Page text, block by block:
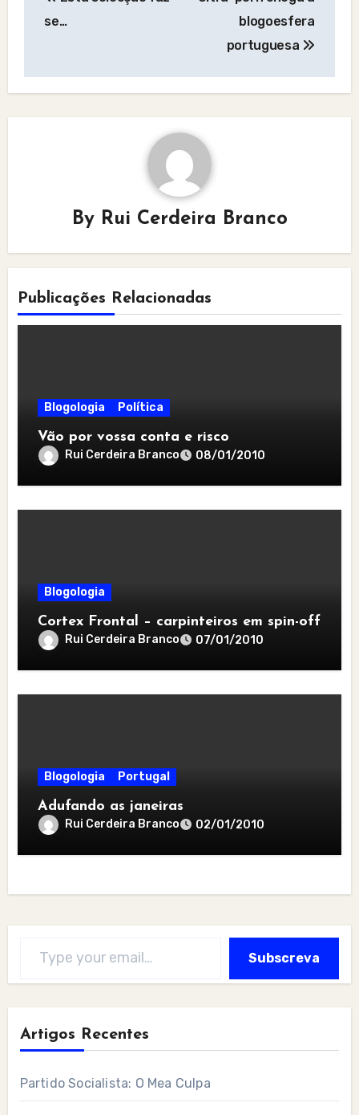
navigation
se…
blogoesfera
portuguesa
By Rui Cerdeira Branco
Publicações Relacionadas
Blogologia Política
Vão por vossa conta e risco
Rui Cerdeira Branco 08/01/2010
Blogologia
Cortex Frontal – carpinteiros em spin-off
Rui Cerdeira Branco 07/01/2010
Blogologia Portugal
Adufando as janeiras
Rui Cerdeira Branco 02/01/2010
Subscreva
Artigos Recentes
Partido Socialista: O Mea Culpa